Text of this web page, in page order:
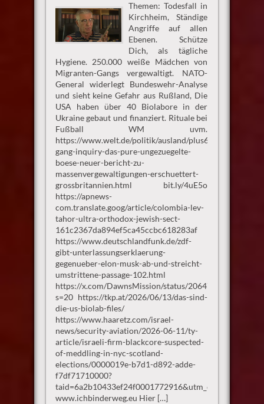
Themen: Todesfall in
Kirchheim, Ständige
Angriffe auf allen
Ebenen. Schütze
Dich, als tägliche
Hygiene. 250.000 weiße Mädchen von
Migranten-Gangs vergewaltigt. NATO-
General widerlegt Bundeswehr-Analyse
und sieht keine Gefahr aus Rußland, Die
USA haben über 40 Biolabore in der
Ukraine gebaut und finanziert. Rituale bei
Fußball WM uvm.
https://www.welt.de/politik/ausland/
gang-inquiry-das-pure-ungezuegelte-
boese-neuer-bericht-zu-
massenvergewaltigungen-erschuettert-
grossbritannien.html bit.ly/4uE5o
https://apnews-
com.translate.goog/article/colombia-lev-
tahor-ultra-orthodox-jewish-sect-
161c2367da894ef5ca45ccbc618283af
https://www.deutschlandfunk.de/zdf-
gibt-unterlassungserklaerung-
gegenueber-elon-musk-ab-und-streicht-
umstrittene-passage-102.html
https://x.com/DawnsMission/status/
s=20 https://tkp.at/2026/06/13/das-sind-
die-us-biolab-files/
https://www.haaretz.com/israel-
news/security-aviation/2026-06-11/ty-
article/israeli-firm-blackcore-suspected-
of-meddling-in-nyc-scotland-
elections/0000019e-b7d1-d892-adde-
f7df71710000?
www.ichbinderweg.eu Hier […]